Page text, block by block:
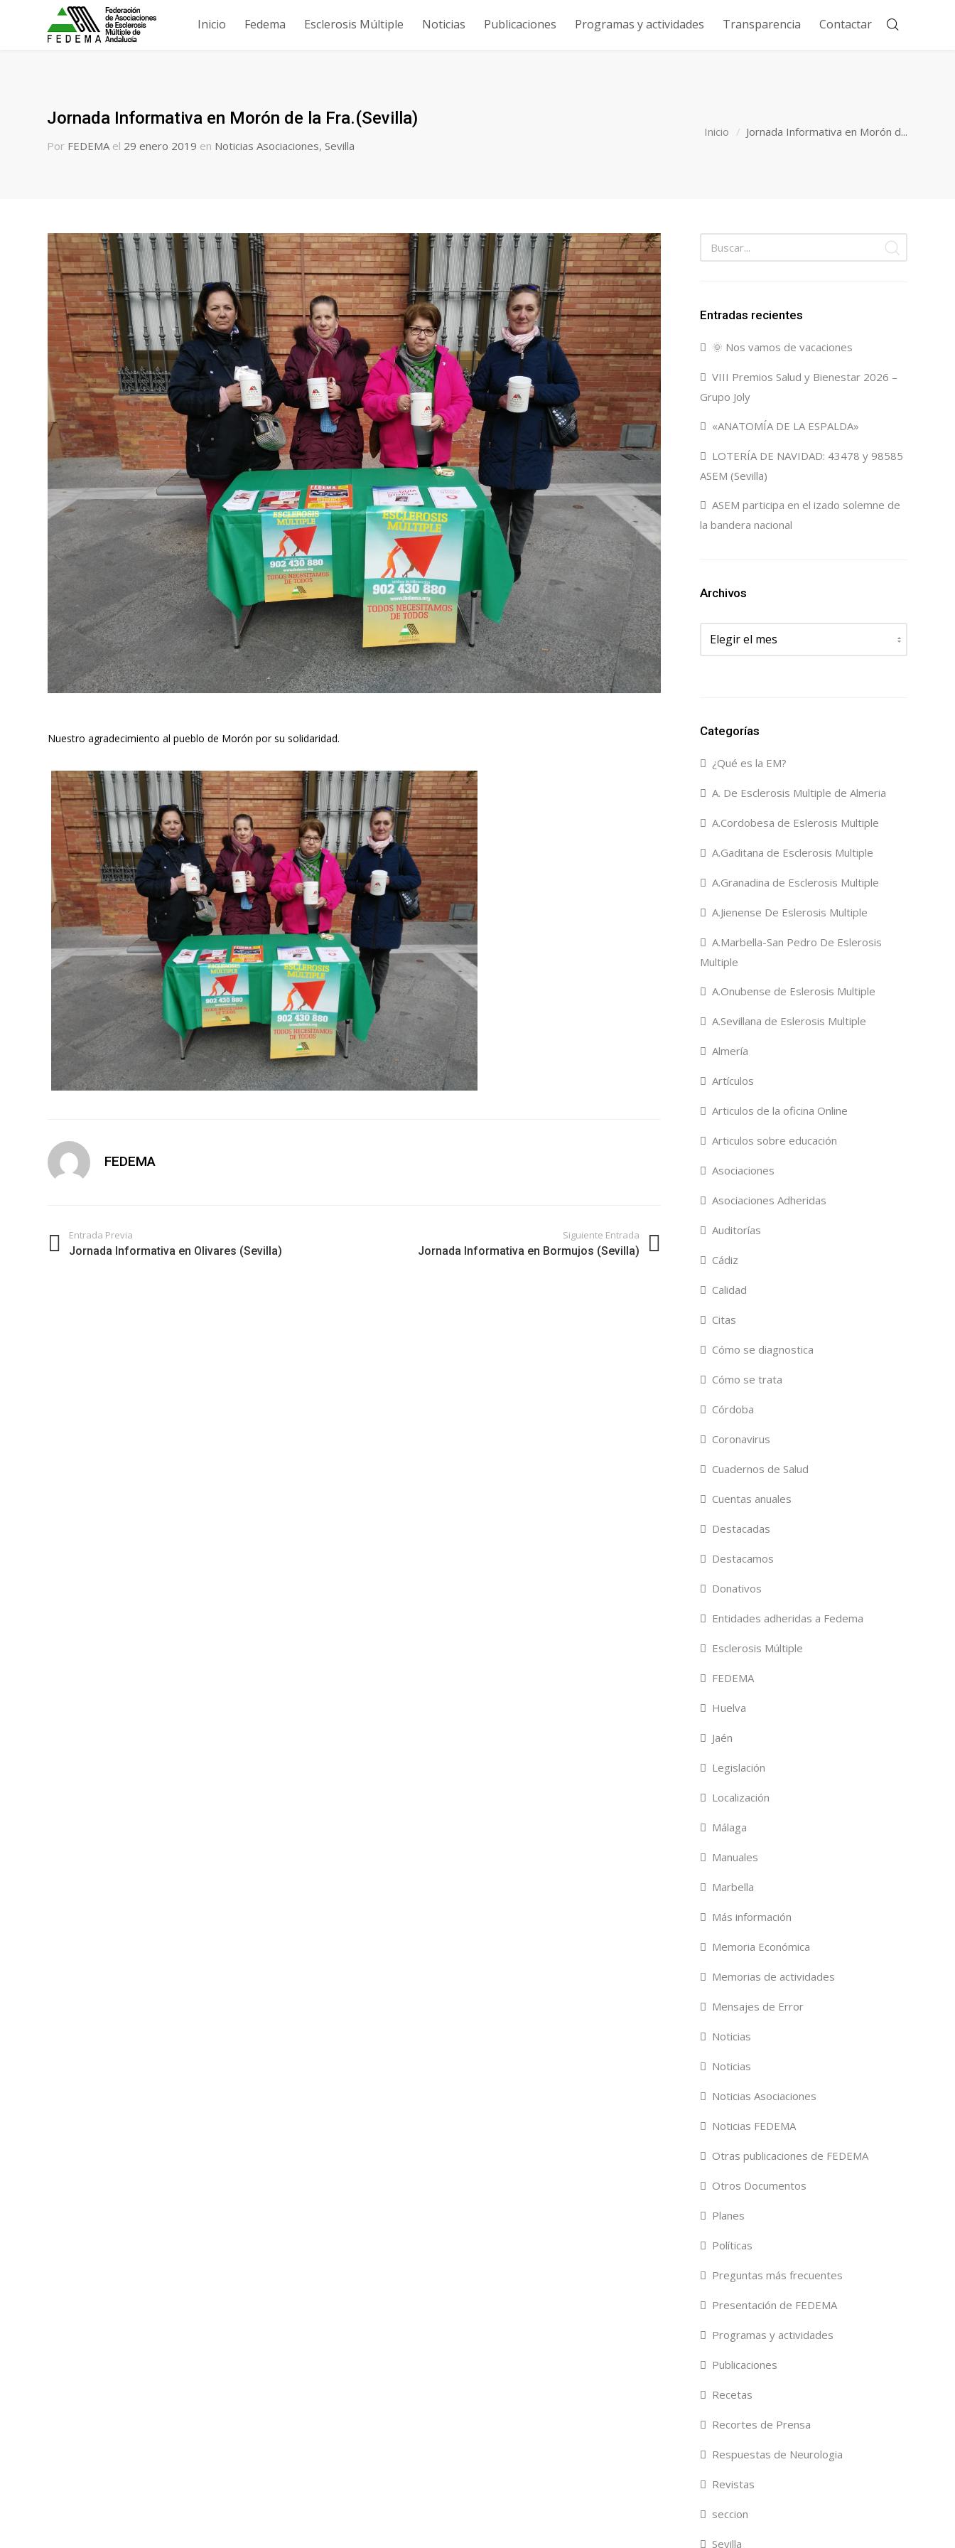
Inicio Fedema Esclerosis Múltiple Noticias Publicaciones Programas y actividades Transparencia Contactar
Jornada Informativa en Morón de la Fra.(Sevilla)
Por FEDEMA el 29 enero 2019 en Noticias Asociaciones,Sevilla
Inicio Jornada Informativa en Morón d...
Nuestro agradecimiento al pueblo de Morón por su solidaridad.
FEDEMA
Entrada Previa
Jornada Informativa en Olivares (Sevilla)
Siguiente Entrada
Jornada Informativa en Bormujos (Sevilla)
Entradas recientes
🌞 Nos vamos de vacaciones
VIII Premios Salud y Bienestar 2026 –
Grupo Joly
«ANATOMÍA DE LA ESPALDA»
LOTERÍA DE NAVIDAD: 43478 y 98585
ASEM (Sevilla)
ASEM participa en el izado solemne de
la bandera nacional
Archivos
Archivos
Categorías
¿Qué es la EM?
A. De Esclerosis Multiple de Almeria
A.Cordobesa de Eslerosis Multiple
A.Gaditana de Esclerosis Multiple
A.Granadina de Esclerosis Multiple
A.Jienense De Eslerosis Multiple
A.Marbella-San Pedro De Eslerosis
Multiple
A.Onubense de Eslerosis Multiple
A.Sevillana de Eslerosis Multiple
Almería
Artículos
Articulos de la oficina Online
Articulos sobre educación
Asociaciones
Asociaciones Adheridas
Auditorías
Cádiz
Calidad
Citas
Cómo se diagnostica
Cómo se trata
Córdoba
Coronavirus
Cuadernos de Salud
Cuentas anuales
Destacadas
Destacamos
Donativos
Entidades adheridas a Fedema
Esclerosis Múltiple
FEDEMA
Huelva
Jaén
Legislación
Localización
Málaga
Manuales
Marbella
Más información
Memoria Económica
Memorias de actividades
Mensajes de Error
Noticias
Noticias
Noticias Asociaciones
Noticias FEDEMA
Otras publicaciones de FEDEMA
Otros Documentos
Planes
Políticas
Preguntas más frecuentes
Presentación de FEDEMA
Programas y actividades
Publicaciones
Recetas
Recortes de Prensa
Respuestas de Neurologia
Revistas
seccion
Sevilla